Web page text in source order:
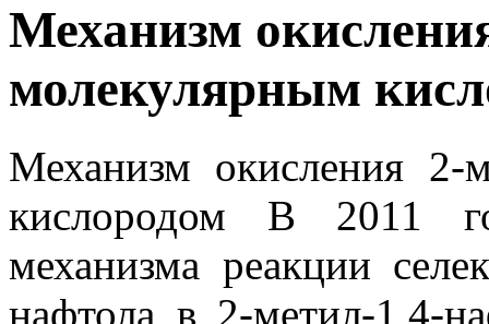
Механизм
молекулярным
Механизм окисления 2-
кислородом В 2011
механизма реакции
нафтола в 2-метил-1,4-